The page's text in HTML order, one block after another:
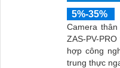
5%-35%
Camera thân
ZAS-PV-
hợp công
trung thực